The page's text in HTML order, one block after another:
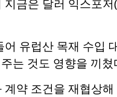
금은 달러 익스포
유럽산 목재 수입
는 것도 영향을 끼쳤
약 조건을 재협상